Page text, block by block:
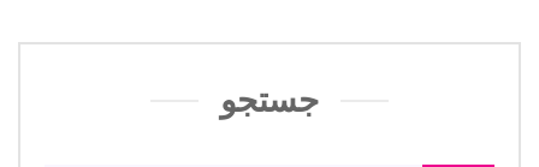
جستجو